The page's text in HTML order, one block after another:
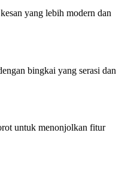
yang lebih modern dan
bingkai yang serasi dan
untuk menonjolkan fitur